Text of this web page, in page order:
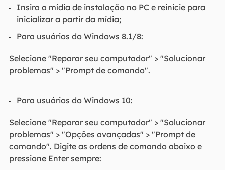
Insira a mídia de instalação no PC e reinicie para
inicializar a partir da mídia;
Para usuários do Windows 8.1/8:
Selecione "Reparar seu computador" > "Solucionar
problemas" > "Prompt de comando".
Para usuários do Windows 10:
Selecione "Reparar seu computador" > "Solucionar
problemas" > "Opções avançadas" > "Prompt de
comando". Digite as ordens de comando abaixo e
pressione Enter sempre: